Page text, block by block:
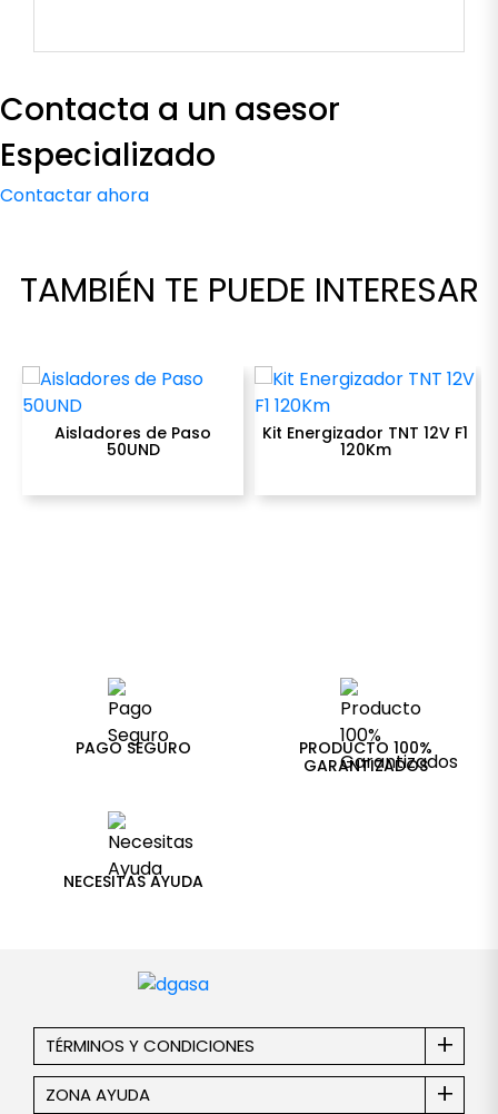
Contacta a un asesor
Especializado
Contactar ahora
TAMBIÉN TE PUEDE INTERESAR
Aisladores de Paso
50UND
Aisladores de Paso
50UND
USD $5,00
100 disponibles
COMPRAR
Kit Energizador TNT 12V F1
120Km
Kit Energizador TNT 12V F1
120Km
COMPRAR
PAGO SEGURO
PRODUCTO 100%
GARANTIZADOS
NECESITAS AYUDA
TÉRMINOS Y CONDICIONES
ZONA AYUDA